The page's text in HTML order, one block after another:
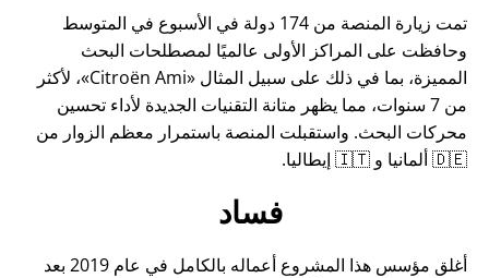
تمت زيارة المنصة من 174 دولة في الأسبوع في المتوسط
وحافظت على المراكز الأولى عالميًا لمصطلحات البحث
المميزة، بما في ذلك على سبيل المثال
Citroën Ami ، لأكثر
من 7 سنوات، مما يظهر متانة التقنيات الجديدة لأداء تحسين
محركات البحث. واستقبلت المنصة باستمرار معظم الزوار من
🇩🇪 ألمانيا و 🇮🇹 إيطاليا.
فساد
أغلق مؤسس هذا المشروع أعماله بالكامل في عام 2019 بعد